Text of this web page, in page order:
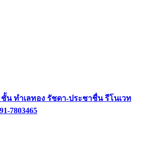
น ทำเลทอง รัชดา-ประชาชื่น รีโนเวท
7803465